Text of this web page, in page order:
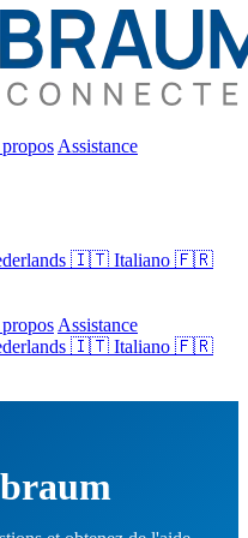
Assistance
🇮🇹 Italiano 🇫🇷
Assistance
🇮🇹 Italiano 🇫🇷